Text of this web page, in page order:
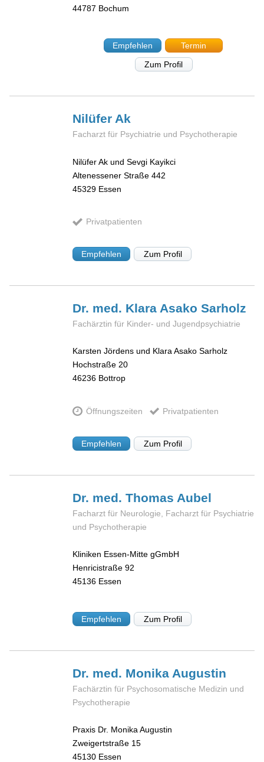
44787 Bochum
Empfehlen
Termin
Zum Profil
Nilüfer Ak
Facharzt für Psychiatrie und Psychotherapie
Nilüfer Ak und Sevgi Kayikci
Altenessener Straße 442
45329 Essen
Privatpatienten
Empfehlen Zum Profil
Dr. med. Klara Asako Sarholz
Fachärztin für Kinder- und Jugendpsychiatrie
Karsten Jördens und Klara Asako Sarholz
Hochstraße 20
46236 Bottrop
Öffnungszeiten Privatpatienten
Empfehlen Zum Profil
Dr. med. Thomas Aubel
Facharzt für Neurologie, Facharzt für Psychiatrie
und Psychotherapie
Kliniken Essen-Mitte gGmbH
Henricistraße 92
45136 Essen
Empfehlen Zum Profil
Dr. med. Monika Augustin
Fachärztin für Psychosomatische Medizin und
Psychotherapie
Praxis Dr. Monika Augustin
Zweigertstraße 15
45130 Essen